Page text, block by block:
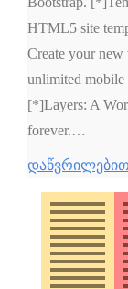
HTML5 site
Create your
unlimited mobile
[*]Layers: A
forever.…
დაწვრილებით